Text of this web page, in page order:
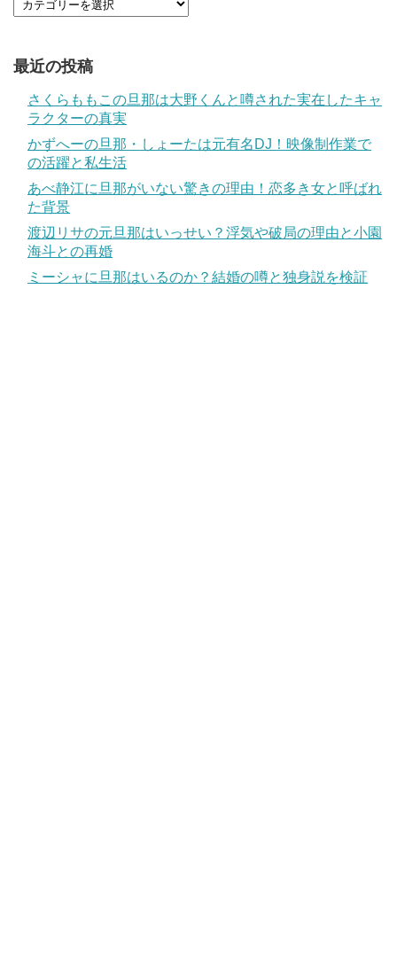
最近の投稿
さくらももこの旦那は大野くんと噂された実在したキャ
ラクターの真実
かずへーの旦那・しょーたは元有名DJ！映像制作業で
の活躍と私生活
あべ静江に旦那がいない驚きの理由！恋多き女と呼ばれ
た背景
渡辺リサの元旦那はいっせい？浮気や破局の理由と小園
海斗との再婚
ミーシャに旦那はいるのか？結婚の噂と独身説を検証